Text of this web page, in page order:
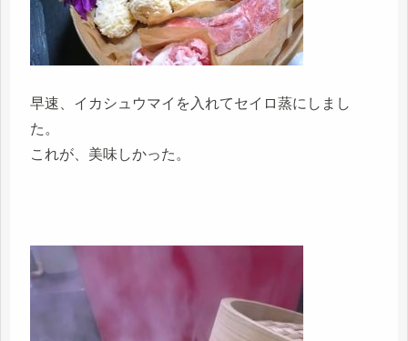
早速、イカシュウマイを入れてセイロ蒸にしまし
た。
これが、美味しかった。